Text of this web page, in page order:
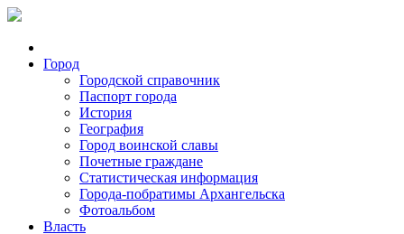
Город
Городской справочник
Паспорт города
История
География
Город воинской славы
Почетные граждане
Статистическая информация
Города-побратимы Архангельска
Фотоальбом
Власть